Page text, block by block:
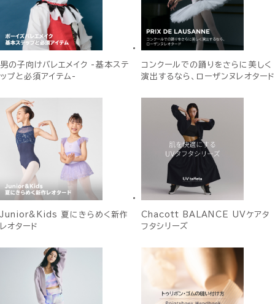
男の子向けバレエメイク -基本ステ
ップと必須アイテム-
コンクールでの踊りをさらに美しく
演出するなら、ローザンヌレオタード
Junior&Kids 夏にきらめく新作
レオタード
Chacott BALANCE UVケアタ
フタシリーズ